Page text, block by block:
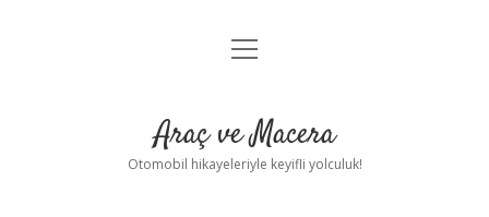
Anasayfa
Yasal Uyarı
menüyü
Araç ve Macera
Otomobil hikayeleriyle keyifli yolculuk!